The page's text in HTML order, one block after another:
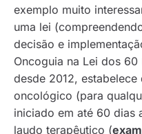
exemplo muito
uma lei
decisão e
Oncoguia na Lei dos
desde 2012,
oncológico (para
iniciado em até 60 dias
laudo terapêutico (